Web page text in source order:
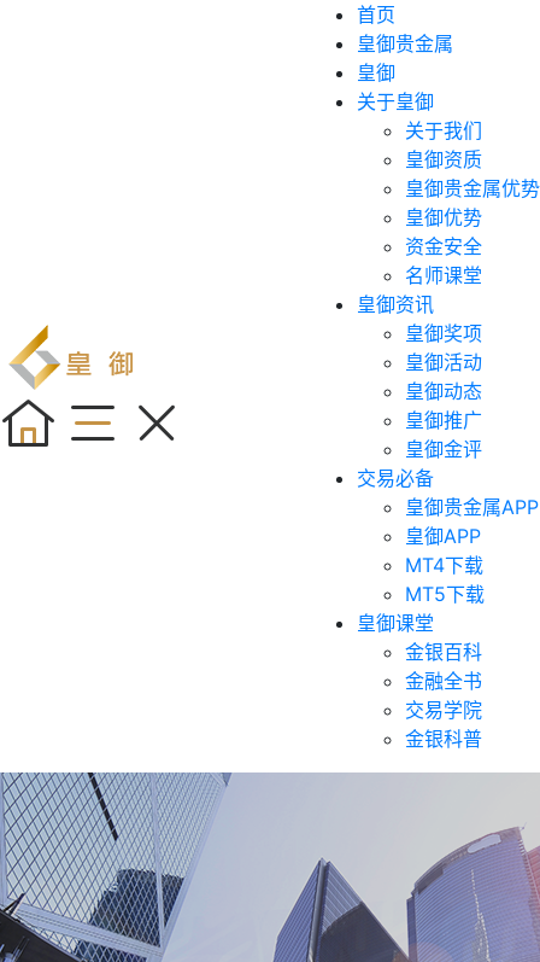
首页
皇御贵金属
皇御
关于皇御
关于我们
皇御资质
皇御贵金属优势
皇御优势
资金安全
名师课堂
皇御资讯
皇御奖项
皇御活动
皇御动态
皇御推广
皇御金评
交易必备
皇御贵金属APP
皇御APP
MT4下载
MT5下载
皇御课堂
金银百科
金融全书
交易学院
金银科普